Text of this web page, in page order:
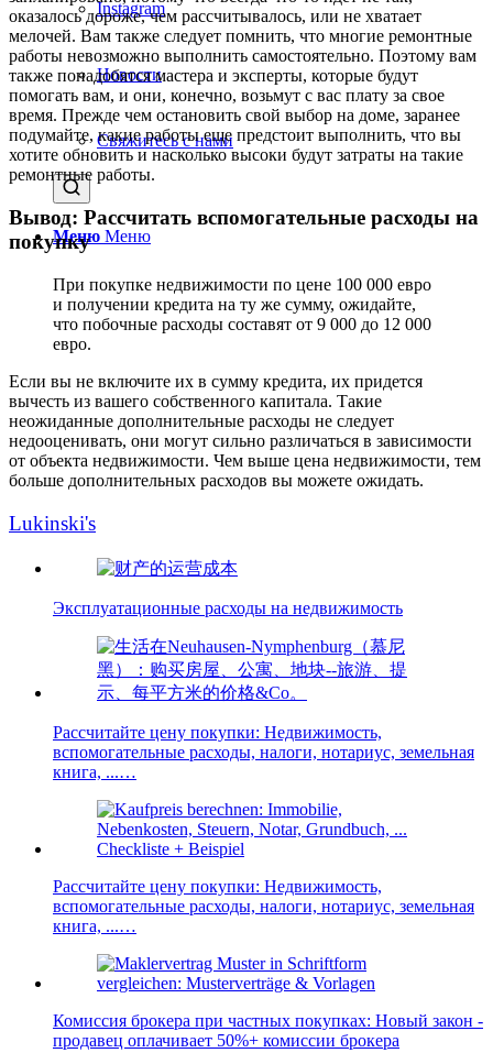
Instagram
Новости
Свяжитесь с нами
Меню Меню
оказалось дороже, чем рассчитывалось, или не хватает
мелочей. Вам также следует помнить, что многие ремонтные
работы невозможно выполнить самостоятельно. Поэтому вам
также понадобятся мастера и эксперты, которые будут
помогать вам, и они, конечно, возьмут с вас плату за свое
время. Прежде чем остановить свой выбор на доме, заранее
подумайте, какие работы еще предстоит выполнить, что вы
хотите обновить и насколько высоки будут затраты на такие
ремонтные работы.
Вывод: Рассчитать вспомогательные расходы на
покупку
При покупке недвижимости по цене 100 000 евро
и получении кредита на ту же сумму, ожидайте,
что побочные расходы составят от 9 000 до 12 000
евро.
Если вы не включите их в сумму кредита, их придется
вычесть из вашего собственного капитала. Такие
неожиданные дополнительные расходы не следует
недооценивать, они могут сильно различаться в зависимости
от объекта недвижимости. Чем выше цена недвижимости, тем
больше дополнительных расходов вы можете ожидать.
Lukinski's
Эксплуатационные расходы на недвижимость
Рассчитайте цену покупки: Недвижимость,
вспомогательные расходы, налоги, нотариус, земельная
книга, ...…
Рассчитайте цену покупки: Недвижимость,
вспомогательные расходы, налоги, нотариус, земельная
книга, ...…
Комиссия брокера при частных покупках: Новый закон -
продавец оплачивает 50%+ комиссии брокера